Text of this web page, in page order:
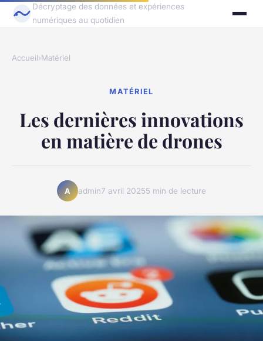
Décryptage des données et expériences
numériques au quotidien
Accueil›Matériel
MATÉRIEL
Les dernières innovations
en matière de drones
A admin7 avril 20255 min de lecture